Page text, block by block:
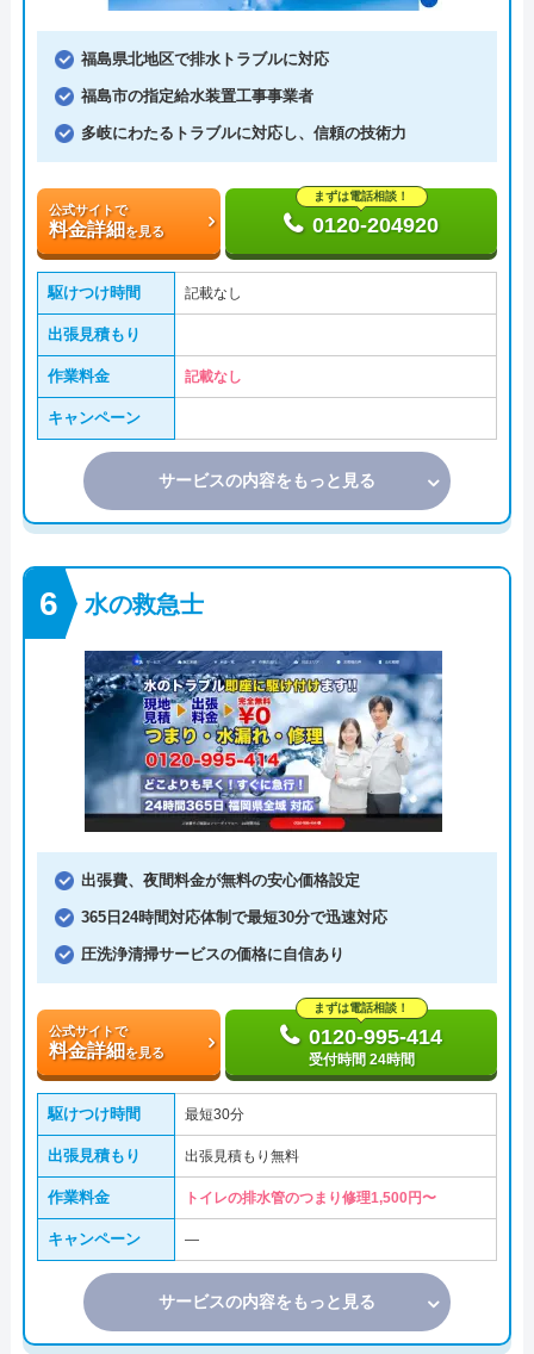
福島県北地区で排水トラブルに対応
福島市の指定給水装置工事事業者
多岐にわたるトラブルに対応し、信頼の技術力
公式サイトで
料金詳細を見る
まずは電話相談！
0120-204920
駆けつけ時間 記載なし
出張見積もり
作業料金 記載なし
キャンペーン
サービスの内容をもっと見る
水の救急士
出張費、夜間料金が無料の安心価格設定
365日24時間対応体制で最短30分で迅速対応
圧洗浄清掃サービスの価格に自信あり
公式サイトで
料金詳細を見る
まずは電話相談！
0120-995-414
受付時間 24時間
駆けつけ時間 最短30分
出張見積もり 出張見積もり無料
作業料金 トイレの排水管のつまり修理1,500円〜
キャンペーン ―
サービスの内容をもっと見る